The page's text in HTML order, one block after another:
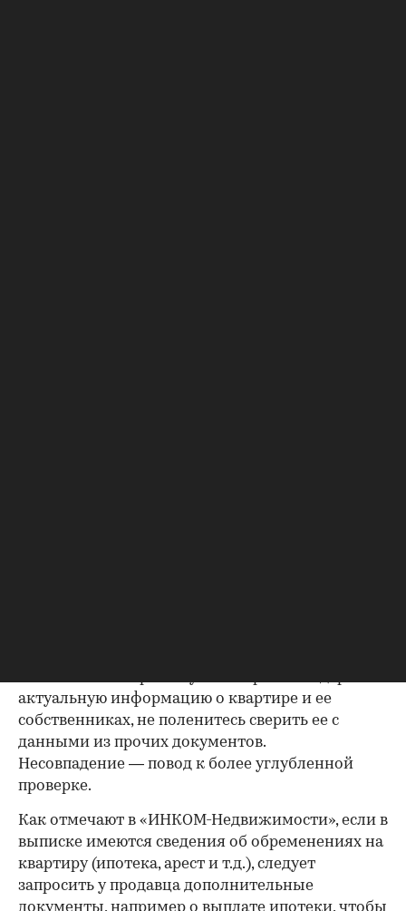
актуальную информацию о квартире и ее
собственниках, не поленитесь сверить ее с
данными из прочих документов.
Несовпадение — повод к более углубленной
проверке.
Как отмечают в «ИНКОМ-Недвижимости», если в
выписке имеются сведения об обременениях на
квартиру (ипотека, арест и т.д.), следует
запросить у продавца дополнительные
документы, например о выплате ипотеки, чтобы